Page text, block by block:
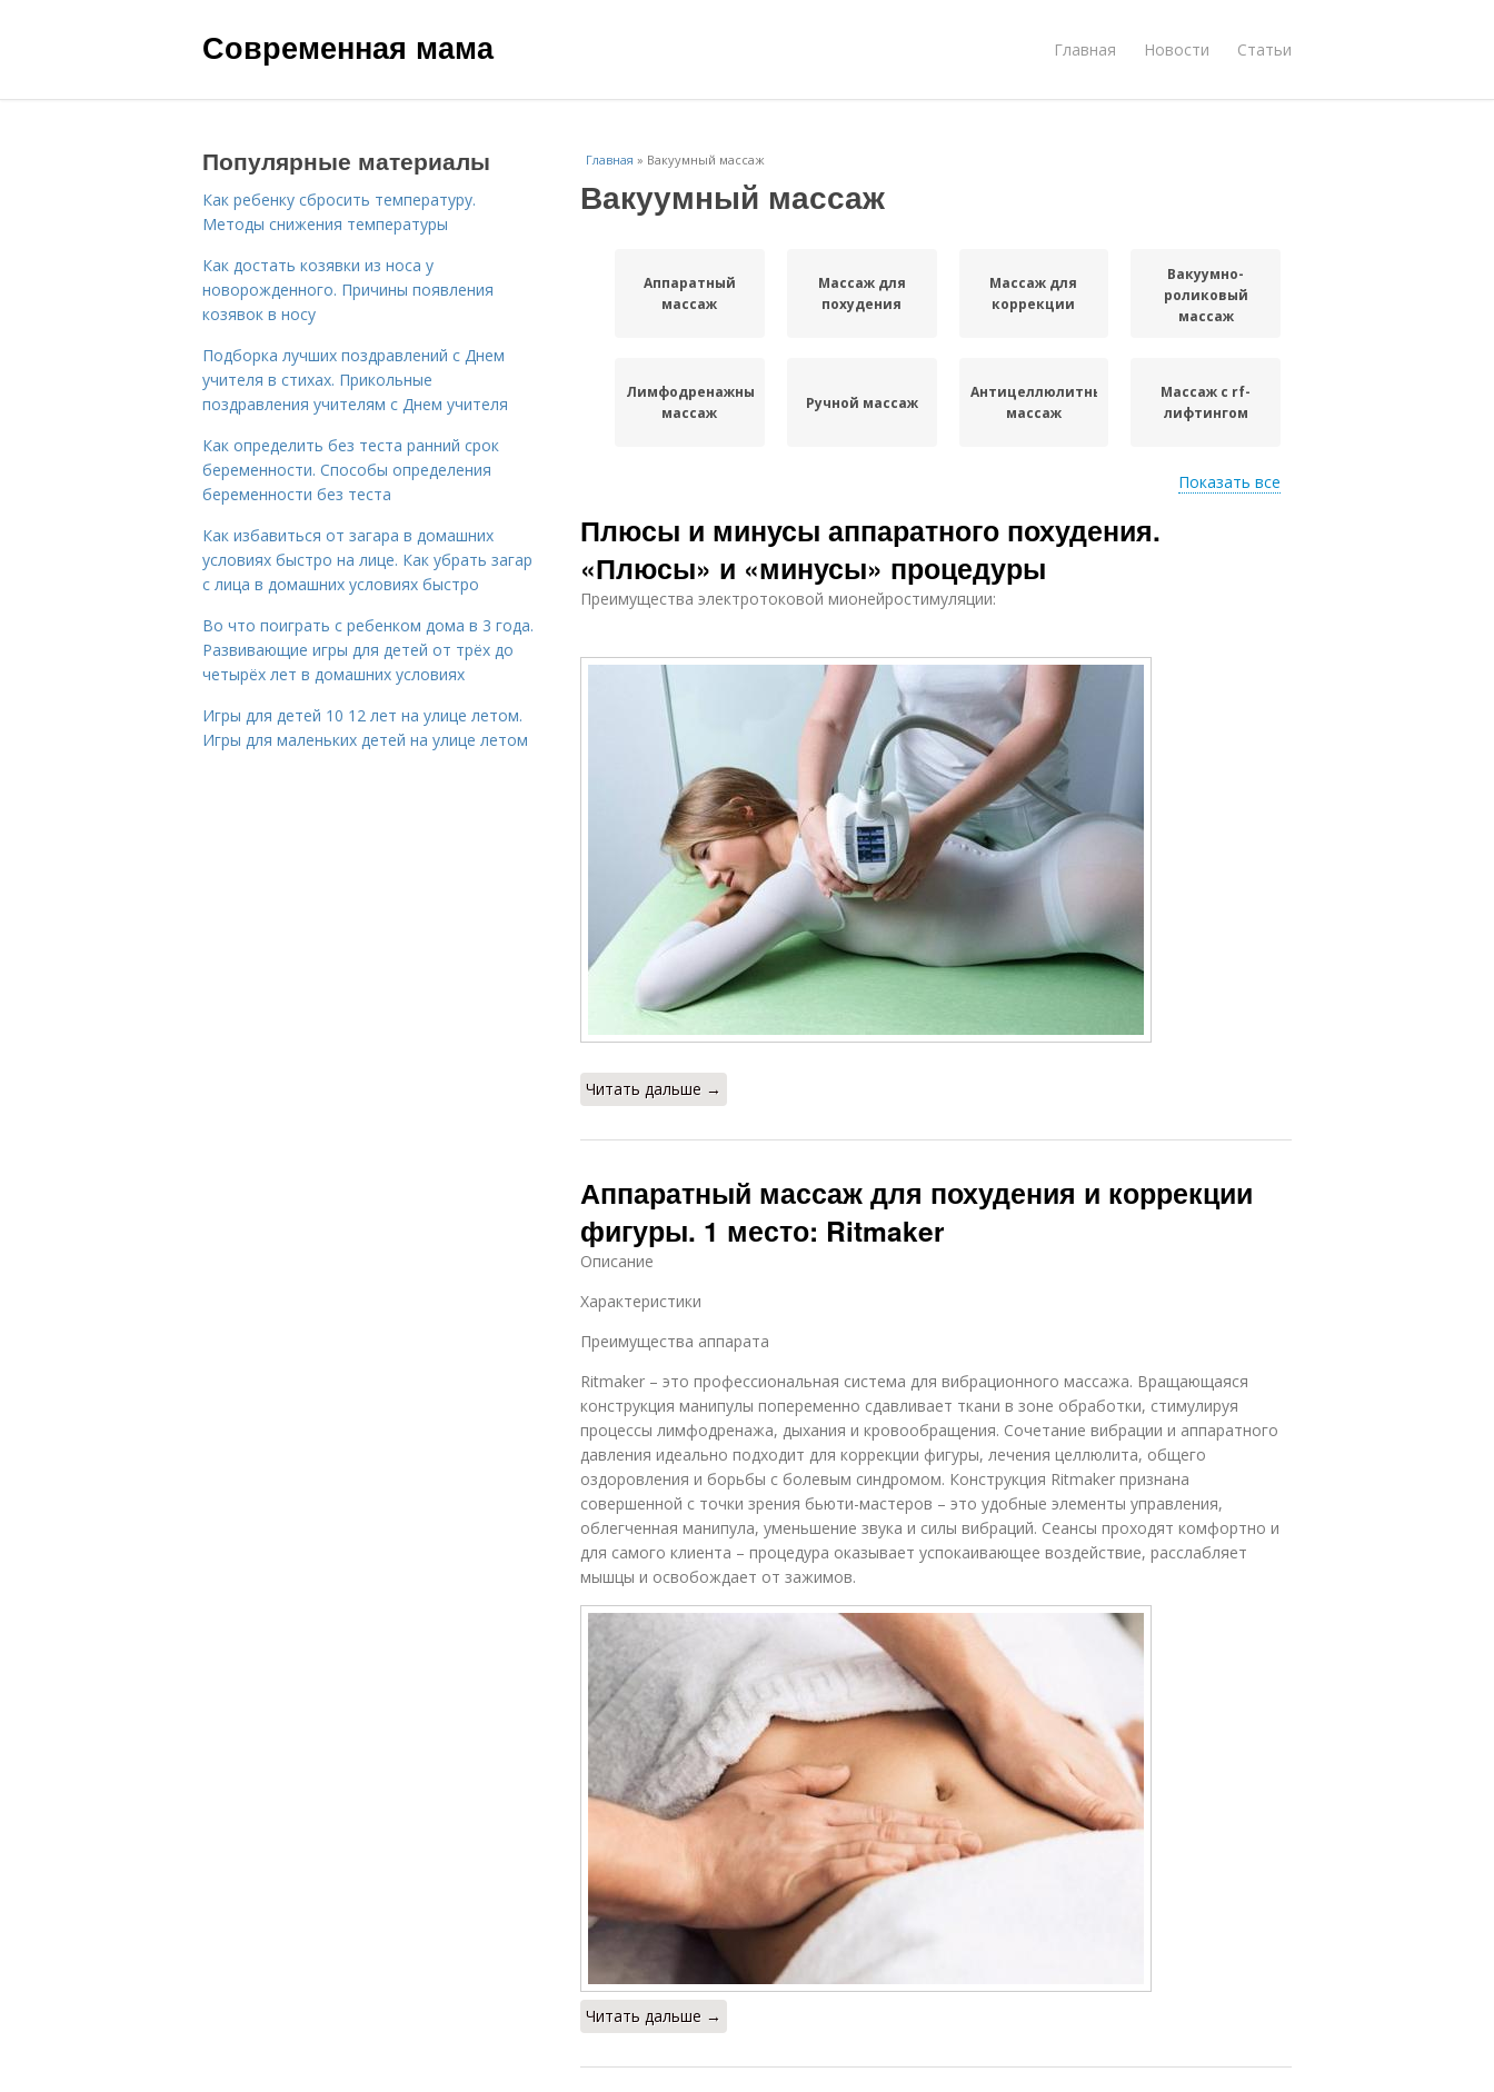
Современная мама Главная Новости Статьи
Главная » Вакуумный массаж
Вакуумный массаж
Аппаратный
массаж
Массаж для
похудения
Массаж для
коррекции
Вакуумно-
роликовый
массаж
Лимфодренажный
массаж
Ручной массаж
Антицеллюлитный
массаж
Массаж с rf-
лифтингом
условиях
Показания к
Показания для
массажа
Показать все
Плюсы и минусы аппаратного похудения.
«Плюсы» и «минусы» процедуры
Преимущества электротоковой мионейростимуляции:
Читать дальше →
Аппаратный массаж для похудения и коррекции
фигуры. 1 место: Ritmaker
Описание
Характеристики
Преимущества аппарата
Ritmaker – это профессиональная система для вибрационного массажа. Вращающаяся
конструкция манипулы попеременно сдавливает ткани в зоне обработки, стимулируя
процессы лимфодренажа, дыхания и кровообращения. Сочетание вибрации и аппаратного
давления идеально подходит для коррекции фигуры, лечения целлюлита, общего
оздоровления и борьбы с болевым синдромом. Конструкция Ritmaker признана
совершенной с точки зрения бьюти-мастеров – это удобные элементы управления,
облегченная манипула, уменьшение звука и силы вибраций. Сеансы проходят комфортно и
для самого клиента – процедура оказывает успокаивающее воздействие, расслабляет
мышцы и освобождает от зажимов.
Читать дальше →
Популярные материалы
Как ребенку сбросить температуру.
Методы снижения температуры
Как достать козявки из носа у
новорожденного. Причины появления
козявок в носу
Подборка лучших поздравлений с Днем
учителя в стихах. Прикольные
поздравления учителям с Днем учителя
Как определить без теста ранний срок
беременности. Способы определения
беременности без теста
Как избавиться от загара в домашних
условиях быстро на лице. Как убрать загар
с лица в домашних условиях быстро
Во что поиграть с ребенком дома в 3 года.
Развивающие игры для детей от трёх до
четырёх лет в домашних условиях
Игры для детей 10 12 лет на улице летом.
Игры для маленьких детей на улице летом